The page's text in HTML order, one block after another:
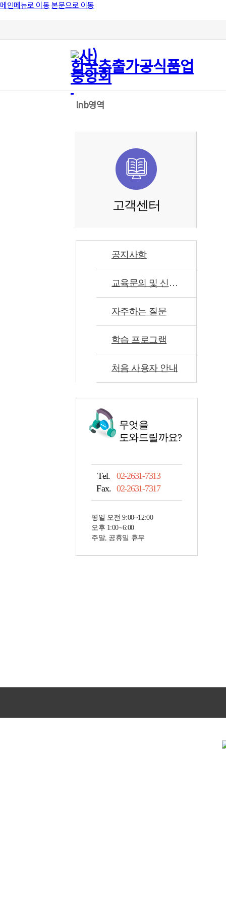
메인메뉴로 이동본문으로 이동
lnb영역
고객센터
공지사항
교육문의 및 신고센터
자주하는 질문
학습 프로그램
처음 사용자 안내
무엇을
도와드릴까요?
Tel.
02-2631-7313
Fax. 02-2631-7317
평일 오전 9:00~12:00
오후 1:00~6:00
주말, 공휴일 휴무